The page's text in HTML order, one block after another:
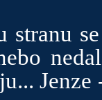
stranu